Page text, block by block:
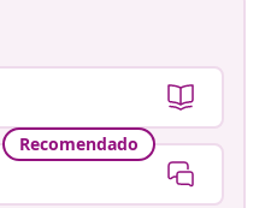
Recomendado